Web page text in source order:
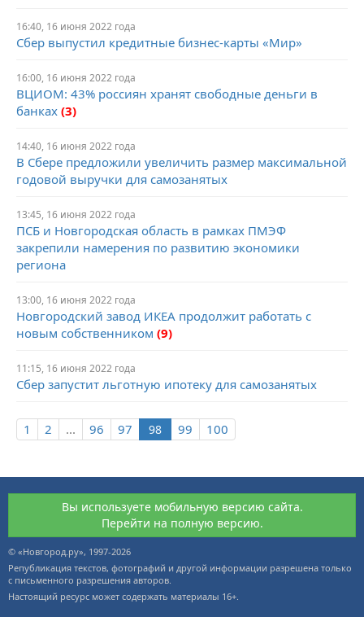
16:40, 16 июня 2022 года
Сбер выпустил кредитные бизнес-карты «Мир»
16:00, 16 июня 2022 года
ВЦИОМ: 43% россиян хранят свободные деньги в
банках (3)
14:40, 16 июня 2022 года
В Сбере предложили увеличить размер максимальной
годовой выручки для самозанятых
13:45, 16 июня 2022 года
ПСБ и Новгородская область в рамках ПМЭФ
закрепили намерения по развитию экономики
региона
13:00, 16 июня 2022 года
Новгородский завод ИКЕА продолжит работать с
новым собственником (9)
11:15, 16 июня 2022 года
Сбер запустит льготную ипотеку для самозанятых
1 2 ... 96 97 99 100
Вы используете мобильную версию сайта.
Перейти на полную версию.
© «Новгород.ру», 1997-2026
Републикация текстов, фотографий и другой информации разрешена только
с письменного разрешения авторов.
Настоящий ресурс может содержать материалы 16+.